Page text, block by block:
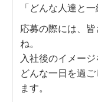
経
福
「どんな人達と
応募の際には、
ね。
入社後のイメー
どんな一日を過
ます。